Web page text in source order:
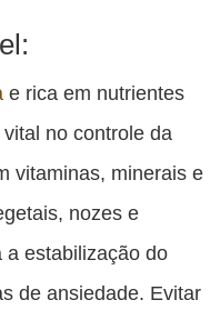
e rica em nutrientes
no controle da
vitaminas, minerais e
nozes e
a estabilização do
de ansiedade. Evitar